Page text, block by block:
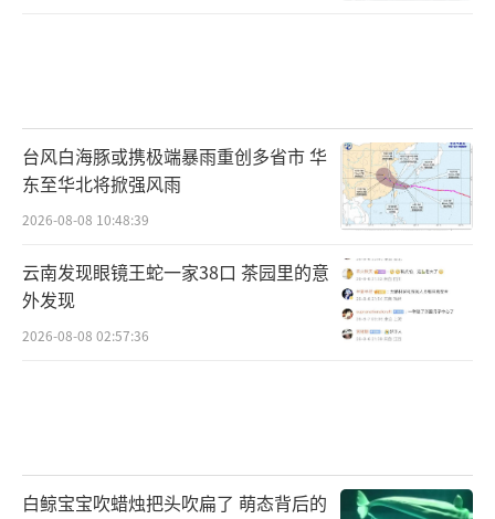
台风白海豚或携极端暴雨重创多省市 华
东至华北将掀强风雨
2026-08-08 10:48:39
云南发现眼镜王蛇一家38口 茶园里的意
外发现
2026-08-08 02:57:36
白鲸宝宝吹蜡烛把头吹扁了 萌态背后的